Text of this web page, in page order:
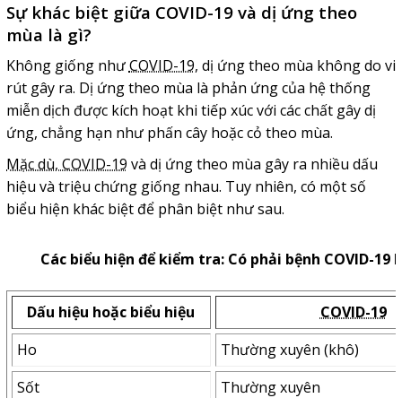
Sự khác biệt giữa COVID-19 và dị ứng theo
mùa là gì?
Không giống nhưCOVID-19, dị ứng theo mùa không do vi
rút gây ra. Dị ứng theo mùa là phản ứng của hệ thống
miễn dịch được kích hoạt khi tiếp xúc với các chất gây dị
ứng, chẳng hạn như phấn cây hoặc cỏ theo mùa.
Mặc dù, COVID-19 và dị ứng theo mùa gây ra nhiều dấu
hiệu và triệu chứng giống nhau. Tuy nhiên, có một số
biểu hiện khác biệt để phân biệt như sau.
Các biểu hiện để kiểm tra: Có phải bệnh COVID-
Dấu hiệu hoặc biểu hiệu
COVID-19
Ho
Thường xuyên (khô)
Sốt
Thường xuyên